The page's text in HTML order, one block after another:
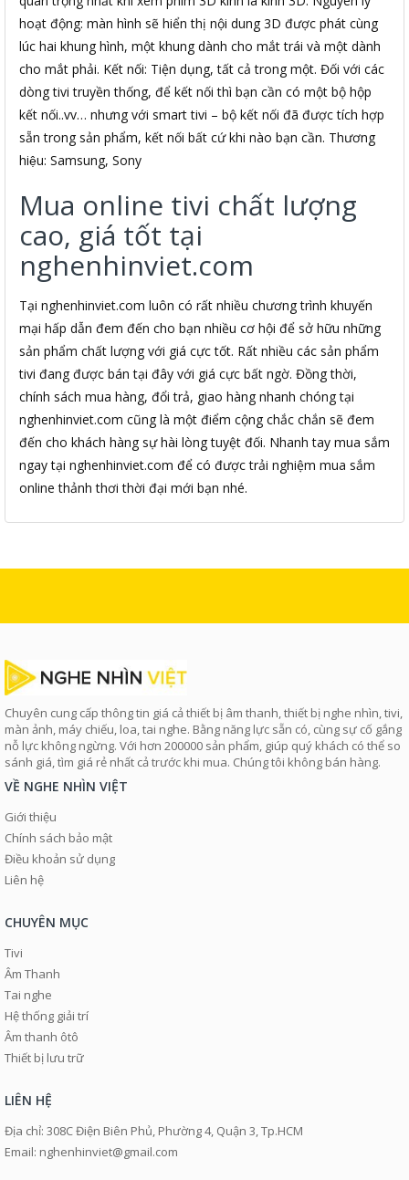
hoạt động: màn hình sẽ hiển thị nội dung 3D được phát cùng
lúc hai khung hình, một khung dành cho mắt trái và một dành
cho mắt phải. Kết nối: Tiện dụng, tất cả trong một. Đối với các
dòng tivi truyền thống, để kết nối thì bạn cần có một bộ hộp
kết nối..vv… nhưng với smart tivi – bộ kết nối đã được tích hợp
sẵn trong sản phẩm, kết nối bất cứ khi nào bạn cần. Thương
hiệu: Samsung, Sony
Mua online tivi chất lượng
cao, giá tốt tại
nghenhinviet.com
Tại nghenhinviet.com luôn có rất nhiều chương trình khuyến
mại hấp dẫn đem đến cho bạn nhiều cơ hội để sở hữu những
sản phẩm chất lượng với giá cực tốt. Rất nhiều các sản phẩm
tivi đang được bán tại đây với giá cực bất ngờ. Đồng thời,
chính sách mua hàng, đổi trả, giao hàng nhanh chóng tại
nghenhinviet.com cũng là một điểm cộng chắc chắn sẽ đem
đến cho khách hàng sự hài lòng tuyệt đối. Nhanh tay mua sắm
ngay tại nghenhinviet.com để có được trải nghiệm mua sắm
online thảnh thơi thời đại mới bạn nhé.
Chuyên cung cấp thông tin giá cả thiết bị âm thanh, thiết bị nghe nhìn, tivi,
màn ảnh, máy chiếu, loa, tai nghe. Bằng năng lực sẵn có, cùng sự cố gắng
nỗ lực không ngừng. Với hơn 200000 sản phẩm, giúp quý khách có thể so
sánh giá, tìm giá rẻ nhất cả trước khi mua. Chúng tôi không bán hàng.
VỀ NGHE NHÌN VIỆT
Giới thiệu
Chính sách bảo mật
Điều khoản sử dụng
Liên hệ
CHUYÊN MỤC
Tivi
Âm Thanh
Tai nghe
Hệ thống giải trí
Âm thanh ôtô
Thiết bị lưu trữ
LIÊN HỆ
Địa chỉ: 308C Điện Biên Phủ, Phường 4, Quận 3, Tp.HCM
Email: nghenhinviet@gmail.com